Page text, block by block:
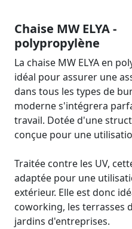
Chaise MW ELYA -
polypropylène
La chaise MW ELYA en
idéal pour assurer une
dans tous les types de
moderne s'intégrera
travail. Dotée d'une
conçue pour une
Traitée contre les UV,
adaptée pour une
extérieur. Elle est donc
coworking, les terrasses
jardins d'entreprises.